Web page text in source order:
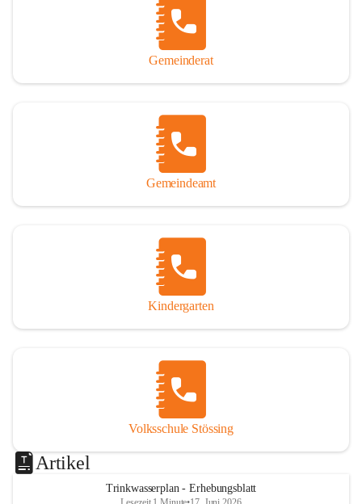
Gemeinderat
Gemeindeamt
Kindergarten
Volksschule Stössing
Artikel
Trinkwasserplan - Erhebungsblatt